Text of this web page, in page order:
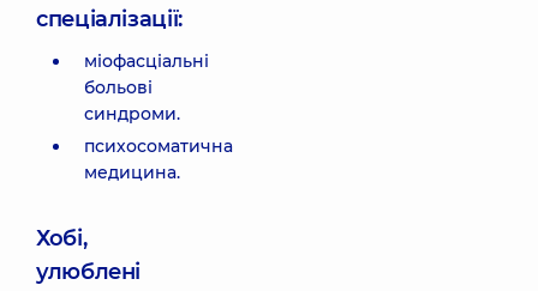
спеціалізації:
міофасціальні
больові
синдроми.
психосоматична
медицина.
Хобі,
улюблені